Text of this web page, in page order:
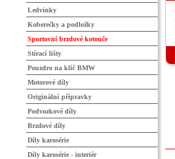
Ledvinky
Koberečky a podložky
Sportovní brzdové kotouče
Stírací lišty
Pouzdro na klíč BMW
Motorové díly
Originální přípravky
Podvozkové díly
Brzdové díly
Díly karosérie
Díly karosérie - interiér